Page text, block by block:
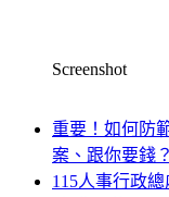
Screenshot
重要！如何防
案、跟你要錢？
115人事行政